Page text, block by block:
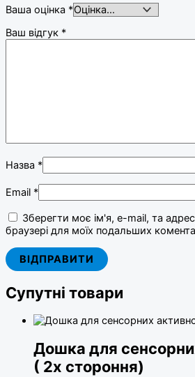
Ваша оцінка *
Ваш відгук *
Назва *
Email *
Зберегти моє ім'я, e-mail, та
браузері для моїх подальших
Супутні товари
Дошка для
( 2х стороння)